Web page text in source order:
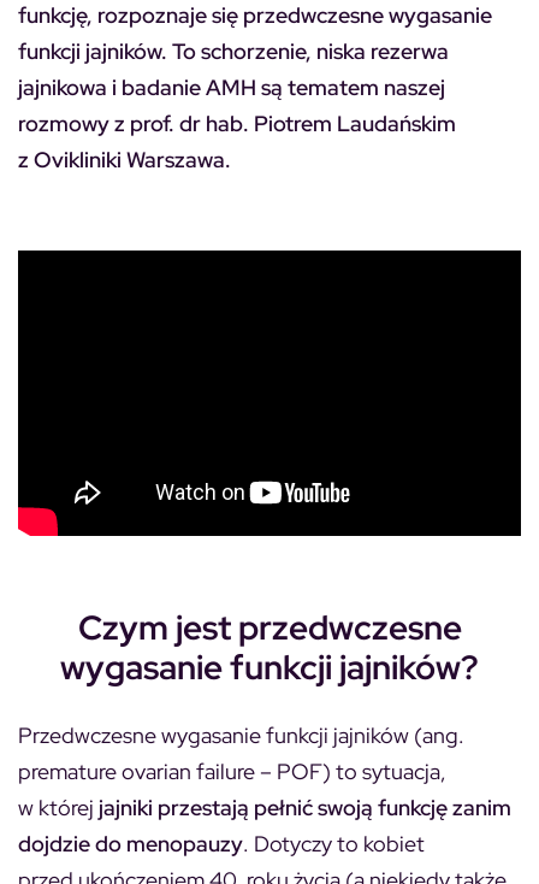
funkcję, rozpoznaje się przedwczesne wygasanie
funkcji jajników. To schorzenie, niska rezerwa
jajnikowa i badanie AMH są tematem naszej
rozmowy z prof. dr hab. Piotrem Laudańskim
z Ovikliniki Warszawa.
Czym jest przedwczesne
wygasanie funkcji jajników?
Przedwczesne wygasanie funkcji jajników (ang.
premature ovarian failure – POF) to sytuacja,
w której jajniki przestają pełnić swoją funkcję zanim
dojdzie do menopauzy. Dotyczy to kobiet